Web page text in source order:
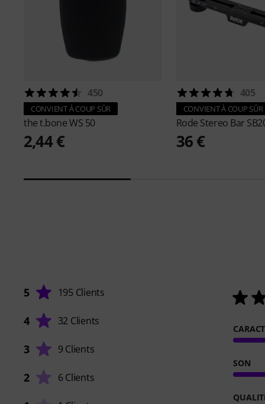
450
CONVIENT À COUP SÛR
the t.boneWS 50
2,44 €
405
CONVIENT À COUP SÛR
Rode Stereo Bar
36 €
5 195 Clients
4 32 Clients
3 9 Clients
2 6 Clients
SON